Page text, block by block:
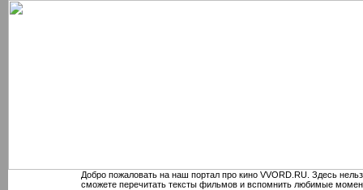
Добро пожаловать на наш портал про кино VVORD.RU. Здесь
сможете перечитать тексты фильмов и вспомнить любимые